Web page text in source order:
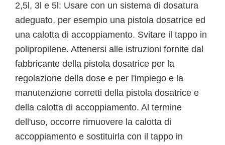
2,5l, 3l e 5l: Usare con un sistema di dosatura
adeguato, per esempio una pistola dosatrice ed
una calotta di accoppiamento. Svitare il tappo in
polipropilene. Attenersi alle istruzioni fornite dal
fabbricante della pistola dosatrice per la
regolazione della dose e per l'impiego e la
manutenzione corretti della pistola dosatrice e
della calotta di accoppiamento. Al termine
dell'uso, occorre rimuovere la calotta di
accoppiamento e sostituirla con il tappo in